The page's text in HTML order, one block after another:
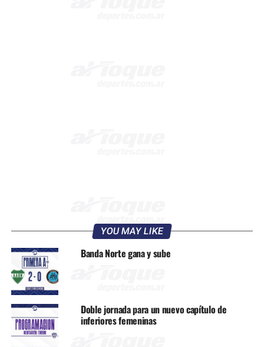
YOU MAY LIKE
Banda Norte gana y sube
Doble jornada para un nuevo capítulo de
inferiores femeninas